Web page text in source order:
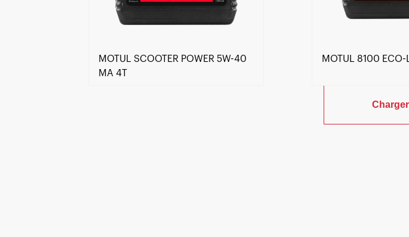
MOTUL SCOOTER POWER 5W-40
MA 4T
MOTUL 8100 ECO-